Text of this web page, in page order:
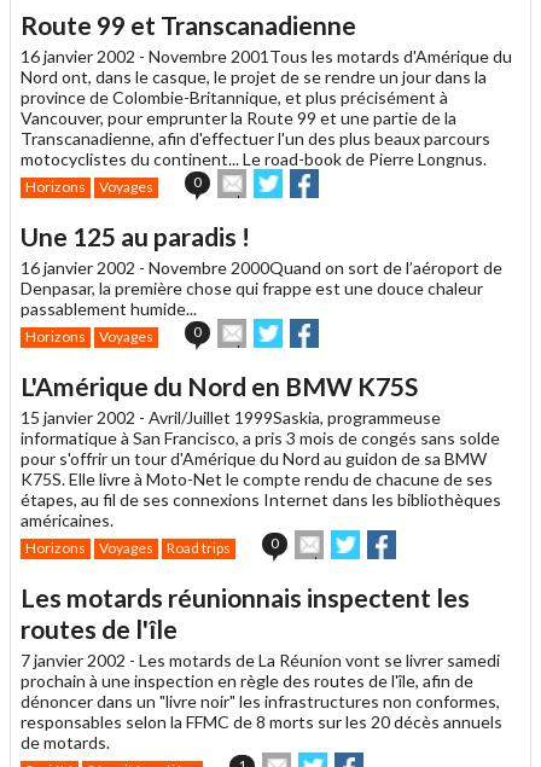
à
un
ami
Route 99 et Transcanadienne
16 janvier 2002 - Novembre 2001 Tous les motards d'Amérique du
Nord ont, dans le casque, le projet de se rendre un jour dans la
province de Colombie-Britannique, et plus précisément à
Vancouver, pour emprunter la Route 99 et une partie de la
Transcanadienne, afin d'effectuer l'un des plus beaux parcours
motocyclistes du continent... Le road-book de Pierre Longnus.
Horizons Voyages 0
Envoyer
cet
à
un
ami
Partager
sur sur
Une 125 au paradis !
16 janvier 2002 - Novembre 2000Quand on sort de l’aéroport de
Denpasar, la première chose qui frappe est une douce chaleur
passablement humide...
Horizons Voyages 0
Envoyer
cet
à
un
ami
Partager
sur sur
L'Amérique du Nord en BMW K75S
15 janvier 2002 - Avril/Juillet 1999Saskia, programmeuse
informatique à San Francisco, a pris 3 mois de congés sans solde
pour s'offrir un tour d'Amérique du Nord au guidon de sa BMW
K75S. Elle livre à Moto-Net le compte rendu de chacune de ses
étapes, au fil de ses connexions Internet dans les bibliothèques
américaines.
Horizons Voyages Road trips 0
Envoyer
cet
à
Partager
sur sur
Les motards réunionnais inspectent les
routes de l'île
7 janvier 2002 - Les motards de La Réunion vont se livrer samedi
prochain à une inspection en règle des routes de l'île, afin de
dénoncer dans un "livre noir" les infrastructures non conformes,
responsables selon la FFMC de 8 morts sur les 20 décès annuels
de motards.
EnvoyerPartager